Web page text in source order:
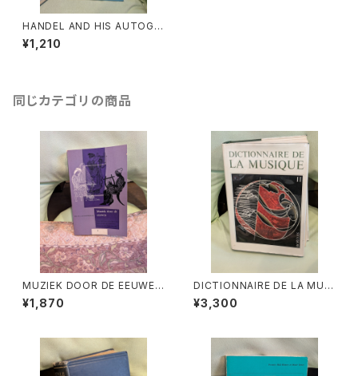
HANDEL AND HIS AUTOGR
APHS【著者：A.HYATT KING】
出版社：The British Library 1
¥1,210
同じカテゴリの商品
MUZIEK DOOR DE EEUWEN
3【著者：DRS.W.C.M.KLOPPE
NBURG】出版社：Broekmans
¥1,870
DICTIONNAIRE DE LA MUSI
QUE Ⅱ:les mens et leurs
œuvres『音楽辞典：人物とその
¥3,300